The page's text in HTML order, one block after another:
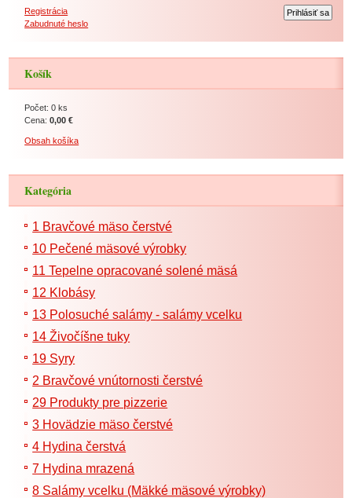
Registrácia
Zabudnuté heslo
Košík
Počet: 0 ks
Cena:0,00 €
Obsah košíka
Kategória
1 Bravčové mäso čerstvé
10 Pečené mäsové výrobky
11 Tepelne opracované solené mäsá
12 Klobásy
13 Polosuché salámy - salámy vcelku
14 Živočíšne tuky
19 Syry
2 Bravčové vnútornosti čerstvé
29 Produkty pre pizzerie
3 Hovädzie mäso čerstvé
4 Hydina čerstvá
7 Hydina mrazená
8 Salámy vcelku (Mäkké mäsové výrobky)